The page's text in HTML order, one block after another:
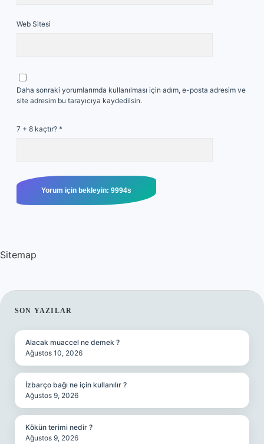
Web Sitesi
Daha sonraki yorumlarımda kullanılması için adım, e-posta adresim ve
site adresim bu tarayıcıya kaydedilsin.
7 + 8 kaçtır? *
Sitemap
SIDEBAR
SON YAZILAR
Alacak muaccel ne demek ?
Ağustos 10, 2026
İzbarço bağı ne için kullanılır ?
Ağustos 9, 2026
Kökün terimi nedir ?
Ağustos 9, 2026